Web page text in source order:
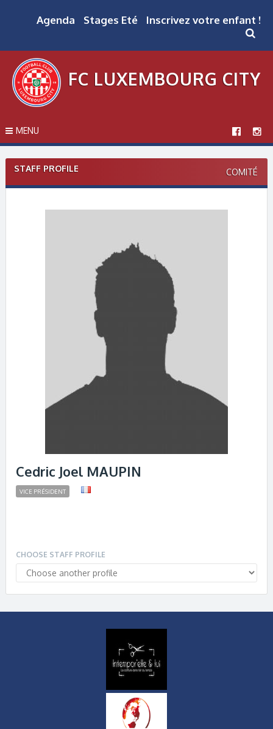
Agenda Stages Eté Inscrivez votre enfant !
FC LUXEMBOURG CITY
MENU
STAFF PROFILE COMITÉ
Cedric Joel MAUPIN
VICE PRÉSIDENT
CHOOSE STAFF PROFILE